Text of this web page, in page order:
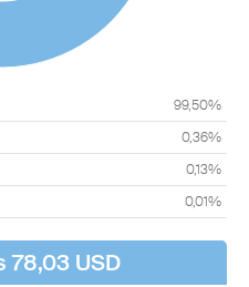
99,50%
0,36%
0,13%
0,01%
78,03 USD